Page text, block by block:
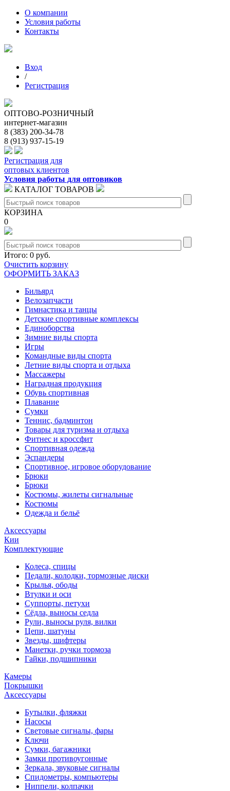
О компании
Условия работы
Контакты
Вход
/
Регистрация
ОПТОВО-РОЗНИЧНЫЙ
интернет-магазин
8 (383) 200-34-78
8 (913) 937-15-19
Регистрация для
оптовых клиентов
Условия работы для оптовиков
КАТАЛОГ ТОВАРОВ
КОРЗИНА
0
Итого: 0 руб.
Очистить корзину
ОФОРМИТЬ ЗАКАЗ
Бильярд
Велозапчасти
Гимнастика и танцы
Детские спортивные комплексы
Единоборства
Зимние виды спорта
Игры
Командные виды спорта
Летние виды спорта и отдыха
Массажеры
Наградная продукция
Обувь спортивная
Плавание
Сумки
Теннис, бадминтон
Товары для туризма и отдыха
Фитнес и кроссфит
Спортивная одежда
Эспандеры
Спортивное, игровое оборудование
Брюки
Брюки
Костюмы, жилеты сигнальные
Костюмы
Одежда и бельё
Аксессуары
Кии
Комплектующие
Колеса, спицы
Педали, колодки, тормозные диски
Крылья, ободы
Втулки и оси
Суппорты, петухи
Сёдла, выносы седла
Рули, выносы руля, вилки
Цепи, шатуны
Звезды, шифтеры
Манетки, ручки тормоза
Гайки, подшипники
Камеры
Покрышки
Аксессуары
Бутылки, фляжки
Насосы
Световые сигналы, фары
Ключи
Сумки, багажники
Замки противоугонные
Зеркала, звуковые сигналы
Спидометры, компьютеры
Ниппели, колпачки